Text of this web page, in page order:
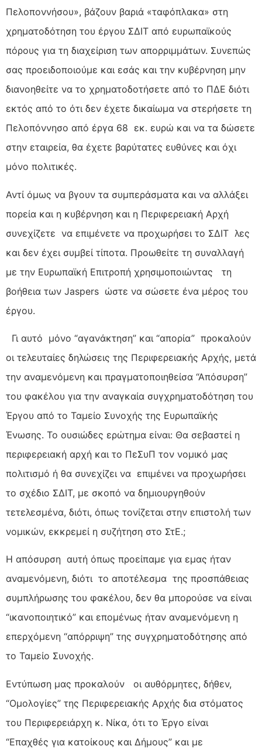
Πελοποννήσου», βάζουν βαριά «ταφόπλακα» στη
χρηματοδότηση του έργου ΣΔΙΤ από ευρωπαϊκούς
πόρους για τη διαχείριση των απορριμμάτων. Συνεπώς
σας προειδοποιούμε και εσάς και την κυβέρνηση μην
διανοηθείτε να το χρηματοδοτήσετε από το ΠΔΕ διότι
εκτός από το ότι δεν έχετε δικαίωμα να στερήσετε τη
Πελοπόννησο από έργα 68 εκ. ευρώ και να τα δώσετε
στην εταιρεία, θα έχετε βαρύτατες ευθύνες και όχι
μόνο πολιτικές.
Αντί όμως να βγουν τα συμπεράσματα και να αλλάξει
πορεία και η κυβέρνηση και η Περιφερειακή Αρχή
συνεχίζετε να επιμένετε να προχωρήσει το ΣΔΙΤ λες
και δεν έχει συμβεί τίποτα. Προωθείτε τη συναλλαγή
με την Ευρωπαϊκή Επιτροπή χρησιμοποιώντας τη
βοήθεια των Jaspers ώστε να σώσετε ένα μέρος του
έργου.
Γι αυτό μόνο “αγανάκτηση” και “απορία” προκαλούν
οι τελευταίες δηλώσεις της Περιφερειακής Αρχής, μετά
την αναμενόμενη και πραγματοποιηθείσα “Απόσυρση”
του φακέλου για την αναγκαία συγχρηματοδότηση του
Έργου από το Ταμείο Συνοχής της Ευρωπαϊκής
Ένωσης. Το ουσιώδες ερώτημα είναι: Θα σεβαστεί η
περιφερειακή αρχή και το ΠεΣυΠ τον νομικό μας
πολιτισμό ή θα συνεχίζει να επιμένει να προχωρήσει
το σχέδιο ΣΔΙΤ, με σκοπό να δημιουργηθούν
τετελεσμένα, διότι, όπως τονίζεται στην επιστολή των
νομικών, εκκρεμεί η συζήτηση στο ΣτΕ.;
Η απόσυρση αυτή όπως προείπαμε για εμας ήταν
αναμενόμενη, διότι το αποτέλεσμα της προσπάθειας
συμπλήρωσης του φακέλου, δεν θα μπορούσε να είναι
“ικανοποιητικό” και επομένως ήταν αναμενόμενη η
επερχόμενη “απόρριψη” της συγχρηματοδότησης από
το Ταμείο Συνοχής.
Εντύπωση μας προκαλούν οι αυθόρμητες, δήθεν,
“Ομολογίες” της Περιφερειακής Αρχής δια στόματος
του Περιφερειάρχη κ. Νίκα, ότι το Έργο είναι
“Επαχθές για κατοίκους και Δήμους” και με